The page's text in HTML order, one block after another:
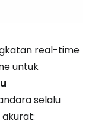
real-time
untuk
selalu